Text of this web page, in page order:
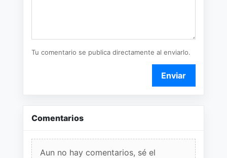
Tu comentario se publica directamente al enviarlo.
Enviar
Comentarios
Aun no hay comentarios, sé el